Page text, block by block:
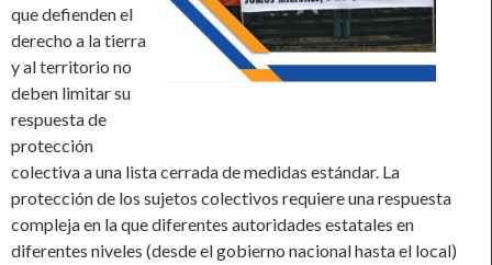
que defienden el
derecho a la tierra
y al territorio no
deben limitar su
respuesta de
protección
colectiva a una lista cerrada de medidas estándar. La
protección de los sujetos colectivos requiere una respuesta
compleja en la que diferentes autoridades estatales en
diferentes niveles (desde el gobierno nacional hasta el local)